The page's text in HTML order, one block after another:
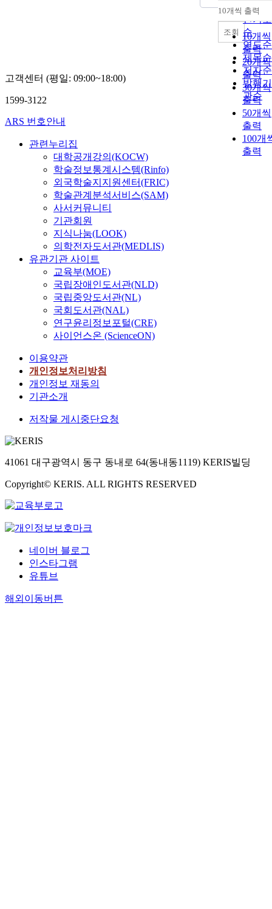
순
인기도
순
연도순
제목순
저자순
발행기
관순
내림
10개씩 출력
10개씩
출력
20개씩
출력
30개씩
출력
50개씩
출력
100개
출력
조회
고객센터 (평일: 09:00~18:00)
1599-3122
ARS 번호안내
관련누리집
대학공개강의(KOCW)
학술정보통계시스템(Rinfo)
외국학술지지원센터(FRIC)
학술관계분석서비스(SAM)
사서커뮤니티
기관회원
지식나눔(LOOK)
의학전자도서관(MEDLIS)
유관기관 사이트
교육부(MOE)
국립장애인도서관(NLD)
국립중앙도서관(NL)
국회도서관(NAL)
연구윤리정보포털(CRE)
사이언스온 (ScienceON)
이용약관
개인정보처리방침
개인정보 재동의
기관소개
저작물 게시중단요청
41061 대구광역시 동구 동내로 64(동내동1119) KERIS빌딩
Copyright© KERIS. ALL RIGHTS RESERVED
네이버 블로그
인스타그램
유튜브
해외이동버튼